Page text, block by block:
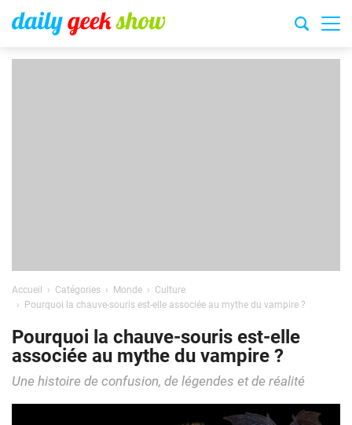
Accueil Catégories Monde
Culture
Pourquoi la chauve-souris est-elle associée au mythe du vampire ?
Pourquoi la chauve-souris est-elle
associée au mythe du vampire ?
Une histoire de confusion, de légendes et de réalité